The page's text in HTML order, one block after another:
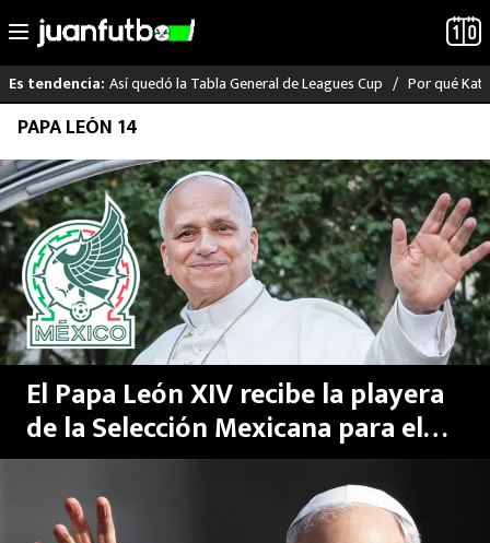
Saltar
contenido
Es tendencia: Así quedó la Tabla General de Leagues Cup Por qué
LO ÚLTIMO
LIGA MX
RAYADOS
PUMAS
ATLANTE
SELECCIÓN MEXICANA
FUTBOL INTERNACIONAL
MEXICANOS EN EL EXTRANJERO
PAPA LEÓN 14
El Papa León XIV recibe la playera
de la Selección Mexicana para el
Mundial 2026